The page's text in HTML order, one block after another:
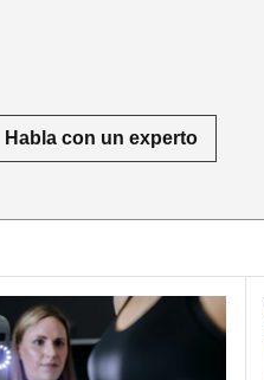
Habla con un experto